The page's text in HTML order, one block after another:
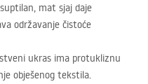
mat sjaj daje
održavanje čistoće
ukras ima protukliznu
obješenog tekstila.